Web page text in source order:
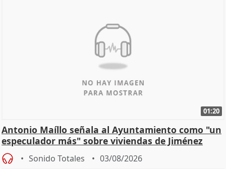
01:20
Antonio Maíllo señala al Ayuntamiento como "un
especulador más" sobre viviendas de Jiménez
Becerril
Sonido Totales 03/08/2026